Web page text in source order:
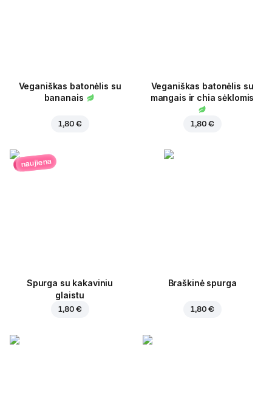
Veganiškas batonėlis su
bananais
1,80 €
Veganiškas batonėlis su
mangais ir chia sėklomis
1,80 €
naujiena
Spurga su kakaviniu
glaistu
1,80 €
Braškinė spurga
1,80 €